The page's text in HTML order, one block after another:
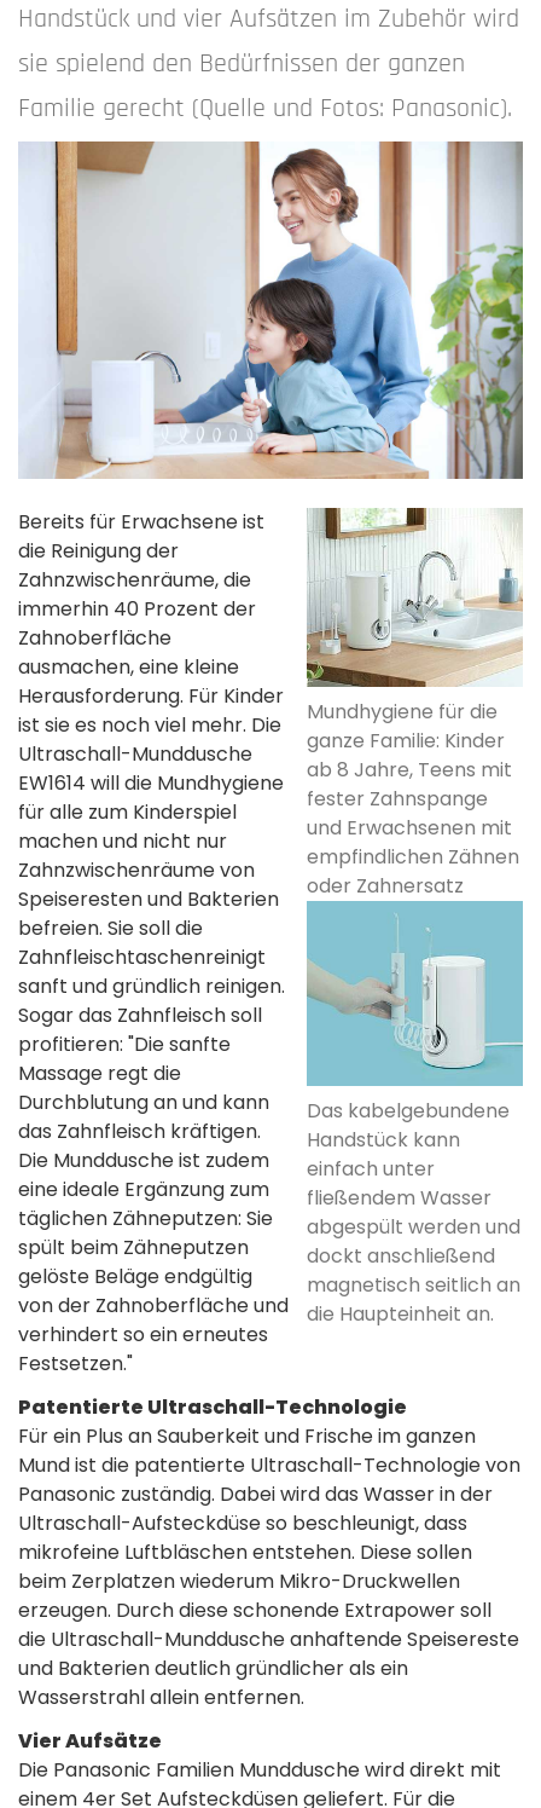
Handstück und vier Aufsätzen im Zubehör wird
sie spielend den Bedürfnissen der ganzen
Familie gerecht (Quelle und Fotos: Panasonic).
Mundhygiene für die
ganze Familie: Kinder
ab 8 Jahre, Teens mit
fester Zahnspange
und Erwachsenen mit
empfindlichen Zähnen
oder Zahnersatz
Das kabelgebundene
Handstück kann
einfach unter
fließendem Wasser
abgespült werden und
dockt anschließend
magnetisch seitlich an
die Haupteinheit an.
Bereits für Erwachsene ist
die Reinigung der
Zahnzwischenräume, die
immerhin 40 Prozent der
Zahnoberfläche
ausmachen, eine kleine
Herausforderung. Für Kinder
ist sie es noch viel mehr. Die
Ultraschall-Munddusche
EW1614 will die Mundhygiene
für alle zum Kinderspiel
machen und nicht nur
Zahnzwischenräume von
Speiseresten und Bakterien
befreien. Sie soll die
Zahnfleischtaschenreinigt
sanft und gründlich reinigen.
Sogar das Zahnfleisch soll
profitieren: "Die sanfte
Massage regt die
Durchblutung an und kann
das Zahnfleisch kräftigen.
Die Munddusche ist zudem
eine ideale Ergänzung zum
täglichen Zähneputzen: Sie
spült beim Zähneputzen
gelöste Beläge endgültig
von der Zahnoberfläche und
verhindert so ein erneutes
Festsetzen."
Patentierte Ultraschall-Technologie
Für ein Plus an Sauberkeit und Frische im ganzen
Mund ist die patentierte Ultraschall-Technologie von
Panasonic zuständig. Dabei wird das Wasser in der
Ultraschall-Aufsteckdüse so beschleunigt, dass
mikrofeine Luftbläschen entstehen. Diese sollen
beim Zerplatzen wiederum Mikro-Druckwellen
erzeugen. Durch diese schonende Extrapower soll
die Ultraschall-Munddusche anhaftende Speisereste
und Bakterien deutlich gründlicher als ein
Wasserstrahl allein entfernen.
Vier Aufsätze
Die Panasonic Familien Munddusche wird direkt mit
einem 4er Set Aufsteckdüsen geliefert. Für die